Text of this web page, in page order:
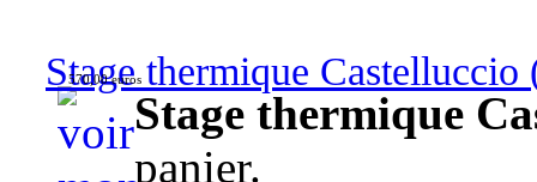
Stage thermique Castelluccio
570,00 euros
Stage thermique
panier.